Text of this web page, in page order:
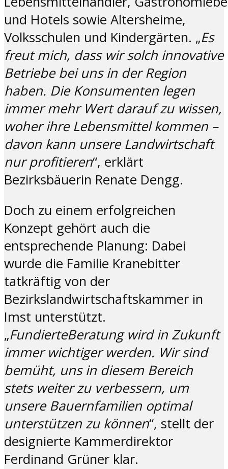
und Hotels sowie Altersheime,
Volksschulen und Kindergärten. „Es
freut mich, dass wir solch innovative
Betriebe bei uns in der Region
haben. Die Konsumenten legen
immer mehr Wert darauf zu wissen,
woher ihre Lebensmittel kommen –
davon kann unsere Landwirtschaft
nurprofitieren“, erklärt
Bezirksbäuerin Renate Dengg.
Doch zu einem erfolgreichen
Konzept gehört auch die
entsprechende Planung: Dabei
wurde die Familie Kranebitter
tatkräftig von der
Bezirkslandwirtschaftskammer in
Imst unterstützt.
„FundierteBeratung wird in Zukunft
immer wichtiger werden. Wir sind
bemüht, uns in diesem Bereich
stets weiterzu verbessern, um
unsere Bauernfamilien optimal
unterstützen zu können“, stellt der
designierte Kammerdirektor
Ferdinand Grüner klar.